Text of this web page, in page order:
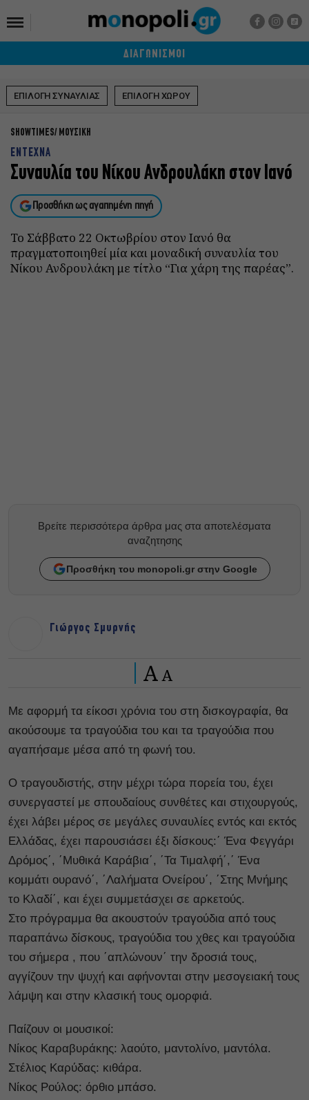
ΔΙΑΓΩΝΙΣΜΟΙ
ΕΠΙΛΟΓΗ ΣΥΝΑΥΛΙΑΣ ΕΠΙΛΟΓΗ ΧΩΡΟΥ
SHOWTIMES ΜΟΥΣΙΚΗ
ΕΝΤΕΧΝΑ
Συναυλία του Νίκου Ανδρουλάκη στον Ιανό
Προσθήκη ως αγαπημένη πηγή
Το Σάββατο 22 Οκτωβρίου στον Ιανό θα
πραγματοποιηθεί μία και μοναδική συναυλία του
Νίκου Ανδρουλάκη με τίτλο “Για χάρη της παρέας”.
Βρείτε περισσότερα άρθρα μας στα αποτελέσματα
αναζητησης
Προσθήκη του monopoli.gr στην Google
Γιώργος Σμυρνής
A A
Με αφορμή τα είκοσι χρόνια του στη δισκογραφία, θα
ακούσουμε τα τραγούδια του και τα τραγούδια που
αγαπήσαμε μέσα από τη φωνή του.
Ο τραγουδιστής, στην μέχρι τώρα πορεία του, έχει
συνεργαστεί με σπουδαίους συνθέτες και στιχουργούς,
έχει λάβει μέρος σε μεγάλες συναυλίες εντός και εκτός
Ελλάδας, έχει παρουσιάσει έξι δίσκους:΄ Ένα Φεγγάρι
Δρόμος΄, ΄Μυθικά Καράβια΄, ΄Τα Τιμαλφή΄,΄ Ένα
κομμάτι ουρανό΄, ΄Λαλήματα Ονείρου΄, ΄Στης Μνήμης
το Κλαδί΄, και έχει συμμετάσχει σε αρκετούς.
Στο πρόγραμμα θα ακουστούν τραγούδια από τους
παραπάνω δίσκους, τραγούδια του χθες και τραγούδια
του σήμερα , που ΄απλώνουν΄ την δροσιά τους,
αγγίζουν την ψυχή και αφήνονται στην μεσογειακή τους
λάμψη και στην κλασική τους ομορφιά.
Παίζουν οι μουσικοί:
Νίκος Καραβυράκης: λαούτο, μαντολίνο, μαντόλα.
Στέλιος Καρύδας: κιθάρα.
Νίκος Ρούλος: όρθιο μπάσο.